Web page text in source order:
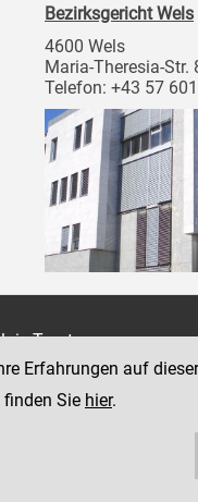
Bezirksgericht Wels
4600 Wels
Maria-Theresia-Str.
Telefon: +43 57
Trautson
7
Wien
Erfahrungen auf
Sie hier.